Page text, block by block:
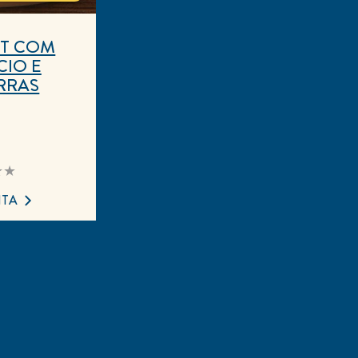
COM
E